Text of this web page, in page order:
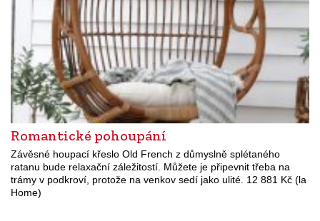
Romantické pohoupání
Závěsné houpací křeslo Old French z důmyslně splétaného
ratanu bude relaxační záležitostí. Můžete je připevnit třeba na
trámy v podkroví, protože na venkov sedí jako ulité. 12 881 Kč (la
Home)